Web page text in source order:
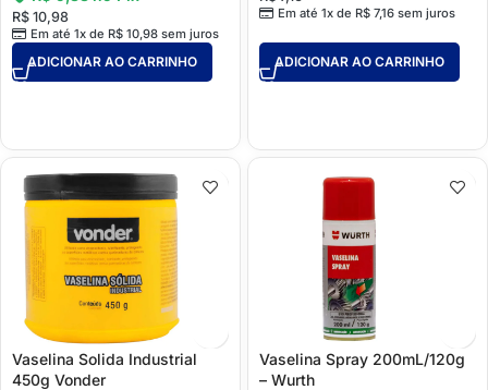
R$ 10,98
Em até 1x de R$10,98sem juros
ADICIONAR AO CARRINHO
Em até 1x de R$7,16sem juros
ADICIONAR AO CARRINHO
Vaselina Solida Industrial
450g Vonder
Vaselina Spray 200mL/120g
– Wurth